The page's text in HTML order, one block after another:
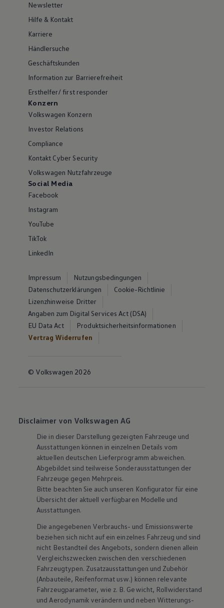
Newsletter
Hilfe & Kontakt
Karriere
Händlersuche
Geschäftskunden
Information zur Barrierefreiheit
Ersthelfer/ first responder
Konzern
Volkswagen Konzern
Investor Relations
Compliance
Kontakt Cyber Security
Volkswagen Nutzfahrzeuge
Social Media
Facebook
Instagram
YouTube
TikTok
LinkedIn
Impressum
Nutzungsbedingungen
Datenschutzerklärungen
Cookie-Richtlinie
Lizenzhinweise Dritter
Angaben zum Digital Services Act (DSA)
EU Data Act
Produktsicherheitsinformationen
Vertrag Widerrufen
© Volkswagen 2026
Disclaimer von Volkswagen AG
Die in dieser Darstellung gezeigten Fahrzeuge und
Ausstattungen können in einzelnen Details vom
aktuellen deutschen Lieferprogramm abweichen.
Abgebildet sind teilweise Sonderausstattungen der
Fahrzeuge gegen Mehrpreis.
Bitte beachten Sie auch unseren Konfigurator für eine
Übersicht der aktuell verfügbaren Modelle und
Ausstattungen.
Die angegebenen Verbrauchs- und Emissionswerte
beziehen sich nicht auf ein einzelnes Fahrzeug und sind
nicht Bestandteil des Angebots, sondern dienen allein
Vergleichszwecken zwischen den verschiedenen
Fahrzeugtypen. Zusatzausstattungen und Zubehör
(Anbauteile, Reifenformat usw.) können relevante
Fahrzeugparameter, wie z. B. Gewicht, Rollwiderstand
und Aerodynamik verändern und neben Witterungs-